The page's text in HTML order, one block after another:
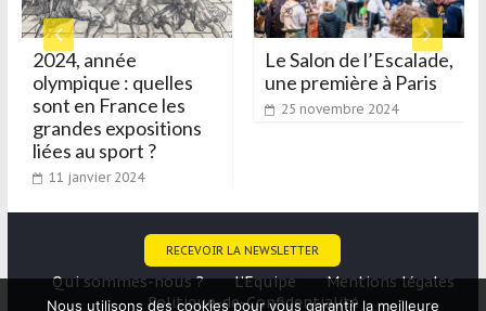
quelles
les
?
Le Salon de l’Escalade,
une première à Paris
25 novembre 2024
Sport Santé
pour
le primaire
RECEVOIR LA NEWSLETTER
Qui sommes-nous ? L’Equipe
Mentions légales
Politique-de-Confidentialité
Nous utilisons des cookies pour vous garantir la meilleure